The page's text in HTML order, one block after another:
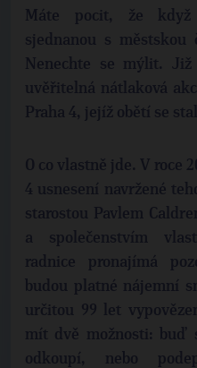
Máte pocit, že
sjednanou s
Nenechte se mýlit.
uvěřitelná nátlaková
Praha 4, jejíž obětí se
O co vlastně jde. V roce
4 usnesení navržené
starostou Pavlem
a společenstvím
radnice pronajímá
budou platné nájemní
určitou 99 let
mít dvě možnosti: buď
odkoupí, nebo